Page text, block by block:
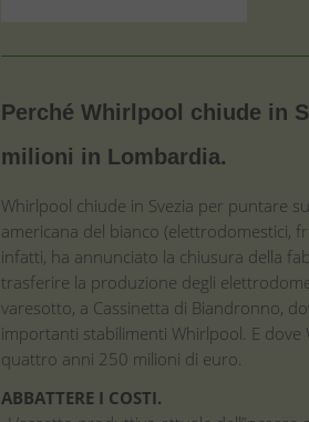
Perché Whirlpool chiude in
milioni in Lombardia.
Whirlpool chiude in Svezia per puntare
americana del bianco (elettrodomestici,
infatti, ha annunciato la chiusura della
trasferire la produzione degli
varesotto, a Cassinetta di Biandronno,
importanti stabilimenti Whirlpool. E
quattro anni 250 milioni di euro.
ABBATTERE I COSTI.